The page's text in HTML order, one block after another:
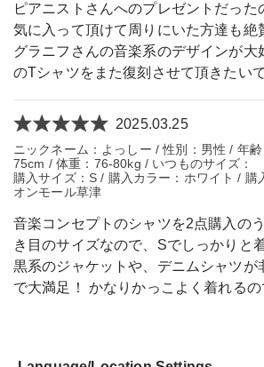
ピアニストさんへのプレゼントだった
気に入って頂けて周りにいた方達も絶
グラニフさんの音楽系のデザインが大
のTシャツをまた復刻させて頂きたい
2025.03.25
ニックネーム：よっしー / 性別：男性 / 年
75cm / 体重：76-80kg / いつものサイズ：
購入サイズ：S / 購入カラー：ホワイト / 購
オンモール草津
音楽コンセプトのシャツを2点購入の
き目のサイズなので、Sでしっかりと
黒系のジャケットや、デニムシャツが
で大満足！ かなりかっこよく着れるの